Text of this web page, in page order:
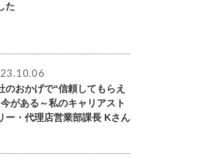
た
のおかげで“信頼してもらえ
がある～私のキャリアスト
ー・代理店営業部課長 Kさん